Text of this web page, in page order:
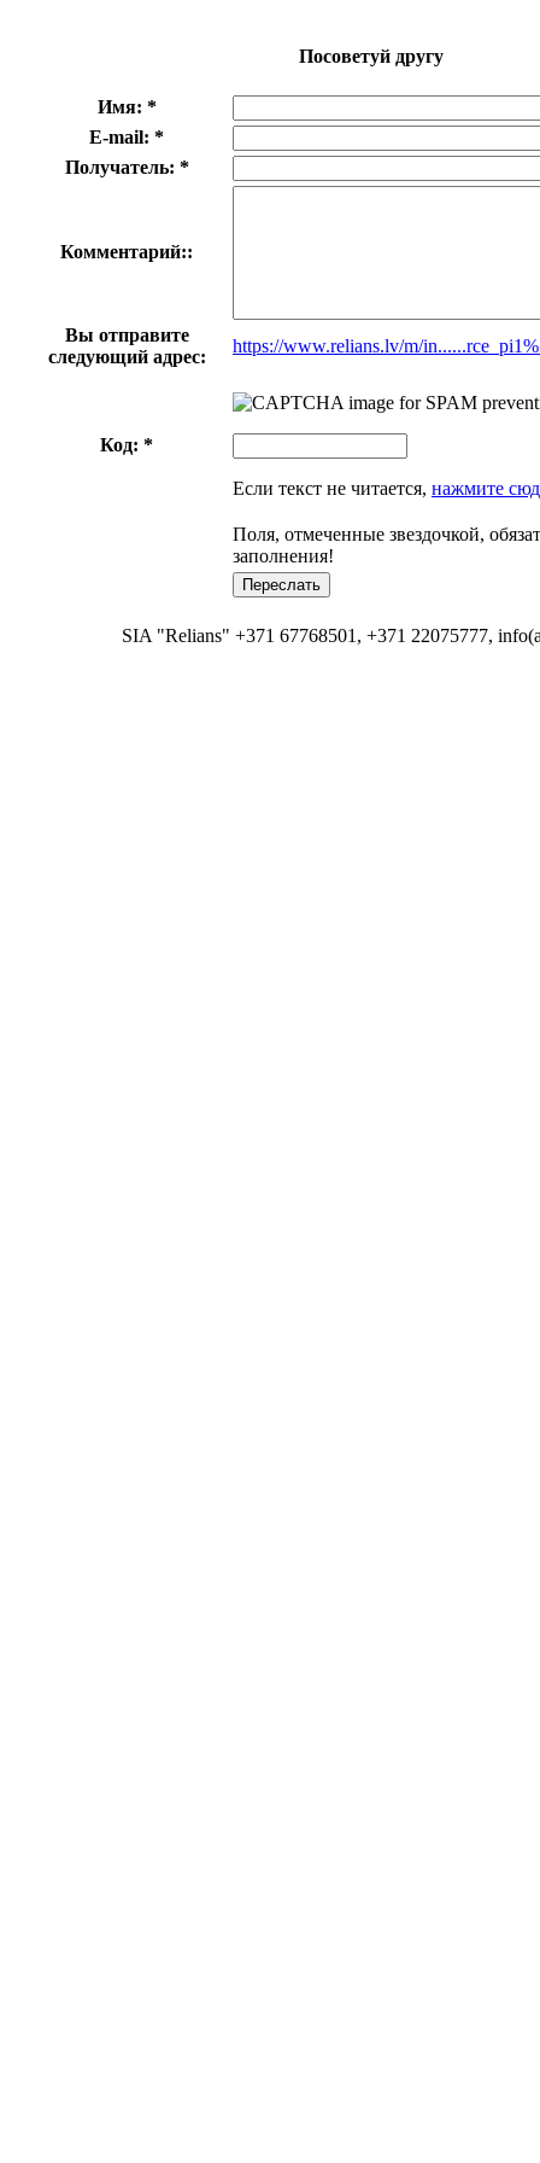
Посоветуй другу
Имя: *
E-mail: *
Получатель: *
Комментарий::
Вы отправите
следующий адрес:
https://www.relians.lv/m/
Код: *
Если текст не читается, нажмите
Поля, отмеченные звездочкой,
заполнения!
SIA "Relians" +371 67768501, +371 22075777,